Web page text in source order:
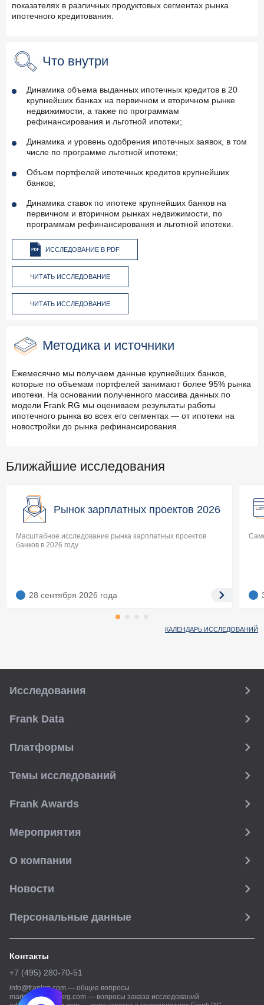
показателях в различных продуктовых сегментах рынка
ипотечного кредитования.
Что внутри
Динамика объема выданных ипотечных кредитов в 20
крупнейших банках на первичном и вторичном рынке
недвижимости, а также по программам
рефинансирования и льготной ипотеки;
Динамика и уровень одобрения ипотечных заявок, в том
числе по программе льготной ипотеки;
Объем портфелей ипотечных кредитов крупнейших
банков;
Динамика ставок по ипотеке крупнейших банков на
первичном и вторичном рынках недвижимости, по
программам рефинансирования и льготной ипотеки.
ИССЛЕДОВАНИЕ В PDF
ЧИТАТЬ ИССЛЕДОВАНИЕ
ЧИТАТЬ ИССЛЕДОВАНИЕ
Методика и источники
Ежемесячно мы получаем данные крупнейших банков,
которые по объемам портфелей занимают более 95% рынка
ипотеки. На основании полученного массива данных по
модели Frank RG мы оцениваем результаты работы
ипотечного рынка во всех его сегментах — от ипотеки на
новостройки до рынка рефинансирования.
Ближайшие исследования
Рынок зарплатных проектов 2026
Масштабное исследование рынка зарплатных проектов
банков в 2026 году
28 сентября 2026 года
КАЛЕНДАРЬ ИССЛЕДОВАНИЙ
Исследования
Frank Data
Платформы
Темы исследований
Frank Awards
Мероприятия
О компании
Новости
Персональные данные
Контакты
+7 (495) 280-70-51
общие вопросы
—
info@frankrg.com
вопросы заказа исследований
—
marketing@frankrg.com